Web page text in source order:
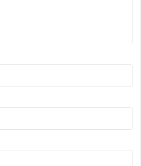
Institut für Technologie).
indischen Markt gibt
von Faurecia in China
(Faurecia) die